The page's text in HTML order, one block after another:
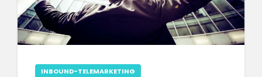
INBOUND-TELEMARKETING